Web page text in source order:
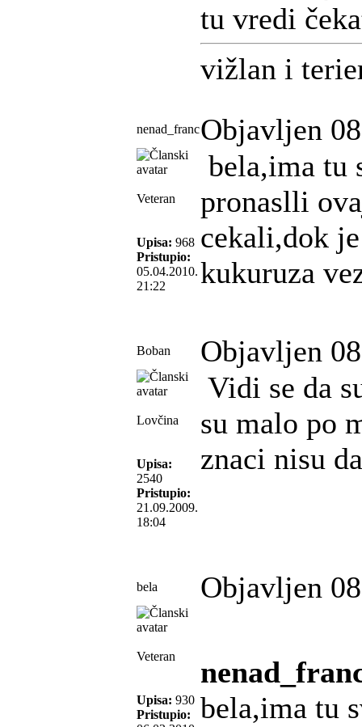
tu vredi
vižlan i
nenad_francObjavljen
Veteran
Upisa: 968
Pristupio:
05.04.2010.
21:22
bela,ima tu
pronaslli
cekali,dok
kukuruza
Boban Objavljen
Lovčina
Upisa:
2540
Pristupio:
21.09.2009.
18:04
Vidi se da
su malo po
znaci nisu
bela Objavljen
Veteran
Upisa: 930
Pristupio:
bela,ima tu